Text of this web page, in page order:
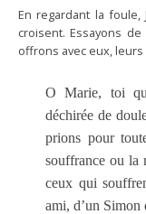
En regardant la foule,
croisent. Essayons
offrons avec eux,
O Marie, toi
déchirée de
prions pour
souffrance ou la
ceux qui
ami, d’un Simon